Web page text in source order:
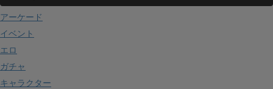
アーケード
イベント
エロ
ガチャ
キャラクター